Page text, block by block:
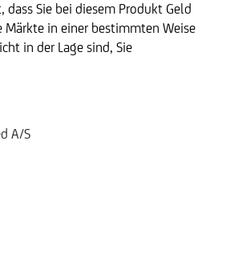
Sie bei diesem Produkt Geld
Märkte in einer bestimmten Weise
in der Lage sind, Sie
A/S